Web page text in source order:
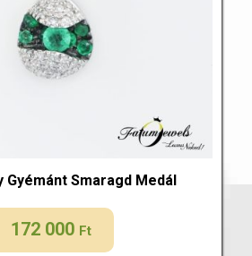
Gyémánt Smaragd Medál
172 000 Ft